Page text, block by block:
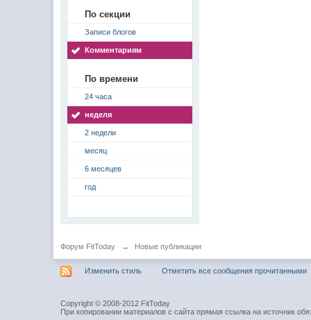
По секции
Записи блогов
Комментариям
По времени
24 часа
неделя
2 недели
месяц
6 месяцев
год
Форум FitToday → Новые публикации
Изменить стиль Отметить все сообщения прочитанными
Copyright © 2008-2012 FitToday
При копировании материалов с сайта прямая ссылка на источник